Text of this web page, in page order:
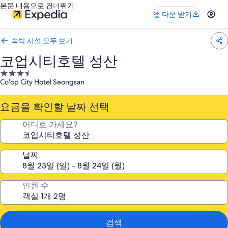
본문 내용으로 건너뛰기
앱 다운 받기
숙박 시설 모두 보기
코업시티호텔 성산
3.5
성
급
숙
박
설
Co'op City Hotel Seongsan
요금을 확인할 날짜 선택
어디로 가세요?
날짜
인원 수
검색